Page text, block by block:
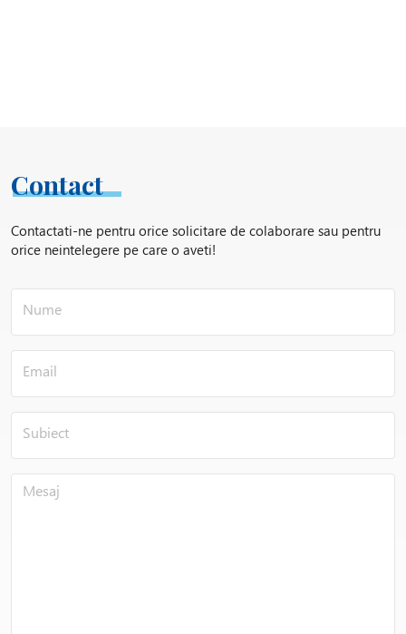
Contact
Contactati-ne pentru orice solicitare de colaborare sau pentru
orice neintelegere pe care o aveti!